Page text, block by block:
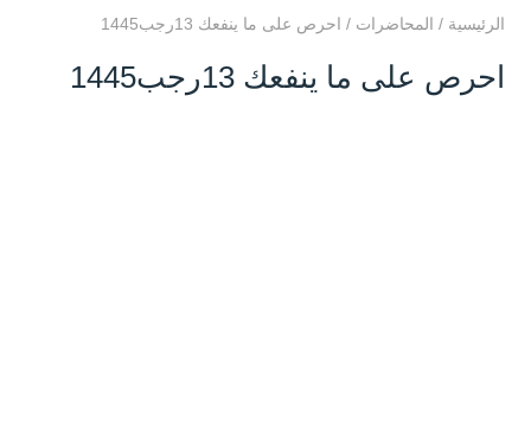
الرئيسية / المحاضرات / احرص على ما ينفعك 13رجب1445
احرص على ما ينفعك 13رجب1445